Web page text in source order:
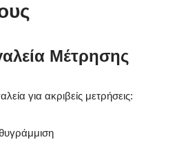
Μέτρησης
για ακριβείς μετρήσεις: